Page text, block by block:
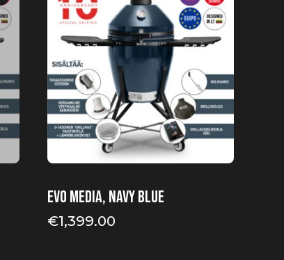
EVO Media, Navy Blue
€1,399.00